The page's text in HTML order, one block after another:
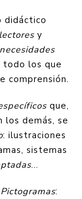
didáctico
y
todo los que
comprensión.
que,
los demás, se
: ilustraciones
sistemas
…
: